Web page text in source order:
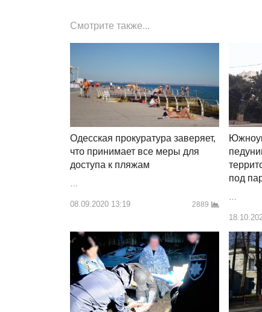
Смотрите также...
Одесская прокуратура заверяет,
что принимает все меры для
доступа к пляжам
…
08.09.2020 13:19 2889
под
…